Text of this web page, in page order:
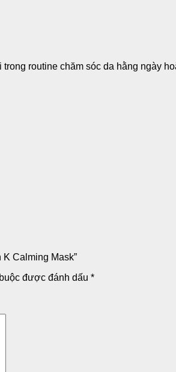
routine chăm sóc da hằng ngày
K Calming Mask”
được đánh dấu *